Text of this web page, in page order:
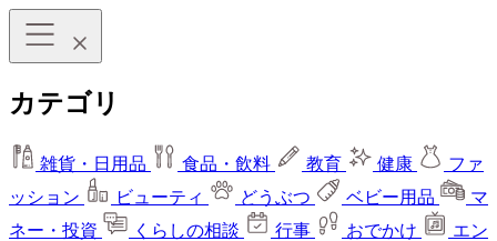
カテゴリ
雑貨・日用品 食品・飲料 教育 健康
ファ
ッション
ビューティ どうぶつ ベビー用品
マ
ネー・投資
くらしの相談 行事 おでかけ
エン